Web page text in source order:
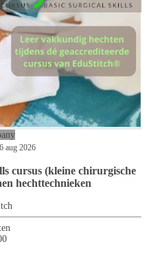
aug 2026
cursus (kleine chirurgische
hechttechnieken